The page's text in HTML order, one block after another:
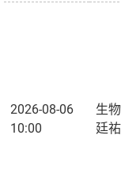
2026-08-06
10:00
生
廷祐